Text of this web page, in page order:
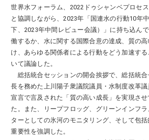
世界水フォーラム、2022ドゥシャンベプロセ
と協調しながら、2023年「国連水の行動10年
下、2023年中間レビュー会議）」に持ち込ん
働するか、水に関する国際合意の達成、質の
け、あらゆる関係者による行動をどう加速す
いて議論した。
総括統合セッションの開会挨拶で、総括統合
長を務めた上川陽子衆議院議員・水制度改革
宣言で言及された「質の高い成長」を実現さ
た。また、リープフロッグ、グリーンインフ
ターとしての氷河のモニタリング、そして包
重要性を強調した。